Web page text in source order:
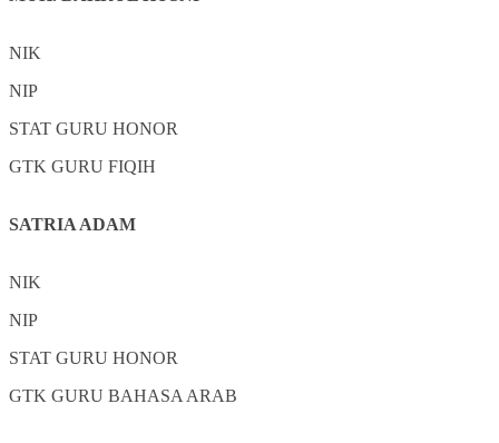
NIK
NIP
STAT GURU HONOR
GTK GURU FIQIH
SATRIA ADAM
NIK
NIP
STAT GURU HONOR
GTK GURU BAHASA ARAB